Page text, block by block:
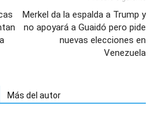
Merkel da la espalda a Trump y
no apoyará a Guaidó pero pide
nuevas elecciones en
Venezuela
Más del autor